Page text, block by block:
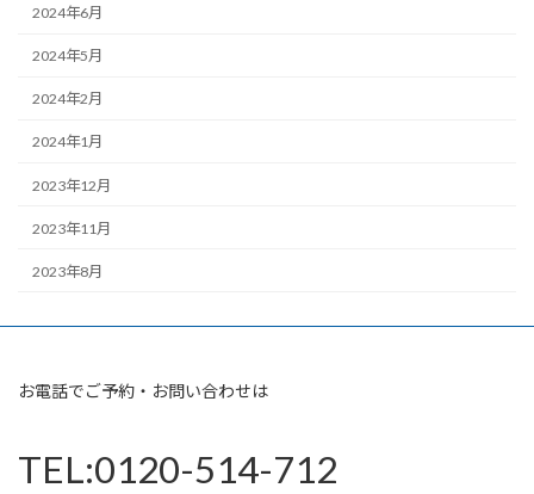
2024年6月
2024年5月
2024年2月
2024年1月
2023年12月
2023年11月
2023年8月
お電話でご予約・お問い合わせは
TEL:0120-514-712